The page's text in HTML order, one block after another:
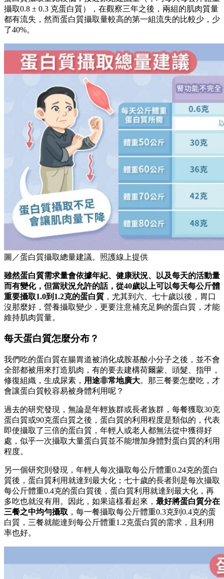
攝取0.8 ± 0.3 克蛋白質），在觀察三年之後，兩組的肌肉質量
都有流失，然而蛋白質攝取量較高的第一組流失的比較少，少
了40%。
圖／蛋白質攝取總量建議。照護線上提供
雖然蛋白質需求量會依據年紀、健康狀況、以及每天的活動量
而有變化，但當狀況允許的話，從40歲以上可以每天每公斤體
重要攝取1.0到1.2克的蛋白質 ，尤其到六、七十歲以後，胃口
沒那麼好，營養攝取變少，更要注意補充足夠的蛋白質，才能
維持肌肉質量。
每天蛋白質怎麼分布？
我們吃的蛋白質在腸胃道被消化成胺基酸小分子之後，並不會
全部都被用來打造肌肉，有的要去建構荷爾蒙、頭髮、指甲，
修復組織，生成尿素， 用途非常地廣大。那三餐要怎麼吃，才
會讓蛋白質較容易被身體利用呢？
過去的研究發現，無論是年輕族群或長者族群，每餐獲取30克
蛋白質或90克蛋白質之後，蛋白質的利用程度是類似的，代表
即使攝取了三倍的蛋白質，年輕人或老人都無法從中獲得好
處，似乎一次攝取大量蛋白質並不能增加身體對蛋白質的利用
程度。
另一個研究則發現，年輕人每次攝取每公斤體重0.24克的蛋白
質後，蛋白質利用就達到最大化；七十歲的長者則是每次攝取
每公斤體重0.4克的蛋白質後，蛋白質利用就達到最大化，再
多吃也就沒有用。因此，如果這樣看起來， 最好將蛋白質分在
三餐之中均勻攝取 ，每一餐攝取每公斤體重0.3克到0.4克的蛋
白質，三餐就能達到每公斤體重1.2克蛋白質的需求，且利用
率也好。